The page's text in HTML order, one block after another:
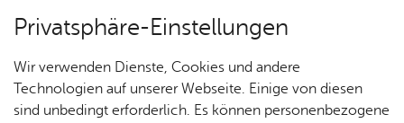
Dienst­leis­tun­gen A–Z
Privatsphäre-Einstellungen
Wir verwenden Dienste, Cookies und andere
Technologien auf unserer Webseite. Einige von diesen
sind unbedingt erforderlich. Es können personenbezogene